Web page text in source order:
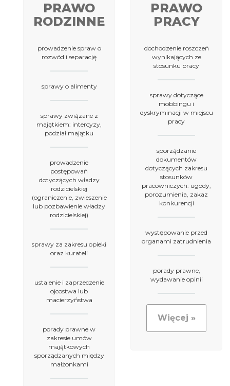
PRAWO
RODZINNE
prowadzenie spraw o
rozwód i separację
sprawy o alimenty
sprawy związane z
majątkiem: intercyzy,
podział majątku
prowadzenie
postępowań
dotyczących władzy
rodzicielskiej
(ograniczenie, zwieszenie
lub pozbawienie władzy
rodzicielskiej)
sprawy za zakresu opieki
oraz kurateli
ustalenie i zaprzeczenie
ojcostwa lub
macierzyństwa
porady prawne w
zakresie umów
majątkowych
sporządzanych między
małżonkami
PRAWO
PRACY
dochodzenie roszczeń
wynikających ze
stosunku pracy
sprawy dotyczące
mobbingu i
dyskryminacji w miejscu
pracy
sporządzanie
dokumentów
dotyczących zakresu
stosunków
pracowniczych: ugody,
porozumienia, zakaz
konkurencji
występowanie przed
organami zatrudnienia
porady prawne,
wydawanie opinii
Więcej »